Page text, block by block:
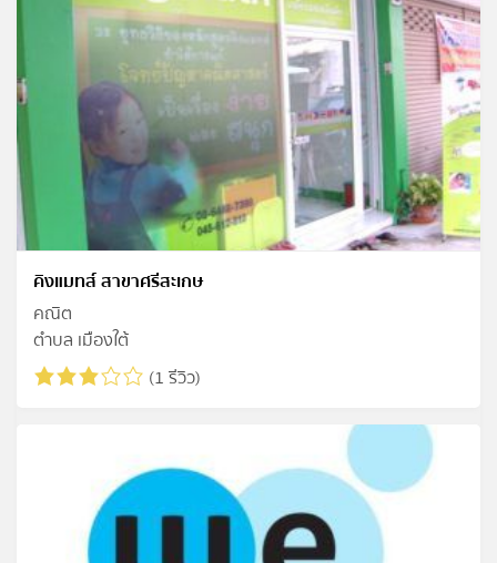
คิงแมทส์ สาขาศรีสะเกษ
คณิต
ตำบล เมืองใต้
(1 รีวิว)